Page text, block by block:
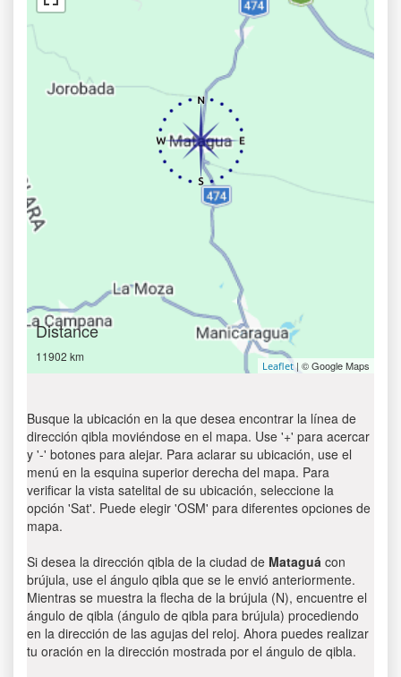
Distance
11902 km
Leaflet| © Google Maps
Busque la ubicación en la que desea encontrar la línea de
dirección qibla moviéndose en el mapa. Use '+' para acercar
y '-' botones para alejar. Para aclarar su ubicación, use el
menú en la esquina superior derecha del mapa. Para
verificar la vista satelital de su ubicación, seleccione la
opción 'Sat'. Puede elegir 'OSM' para diferentes opciones de
mapa.
Si desea la dirección qibla de la ciudad de Mataguá con
brújula, use el ángulo qibla que se le envió anteriormente.
Mientras se muestra la flecha de la brújula (N), encuentre el
ángulo de qibla (ángulo de qibla para brújula) procediendo
en la dirección de las agujas del reloj. Ahora puedes realizar
tu oración en la dirección mostrada por el ángulo de qibla.